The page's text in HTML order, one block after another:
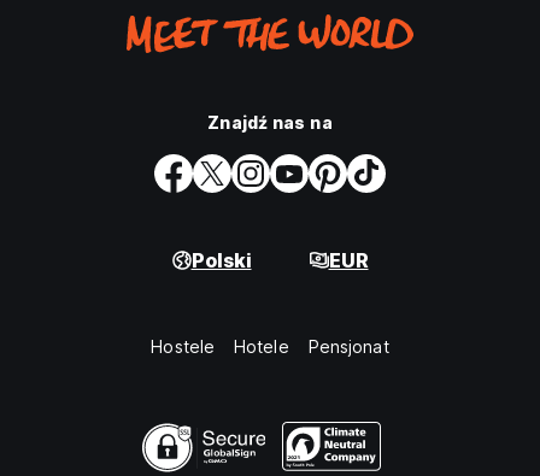
Znajdź nas na
Polski EUR
Hostele Hotele Pensjonat